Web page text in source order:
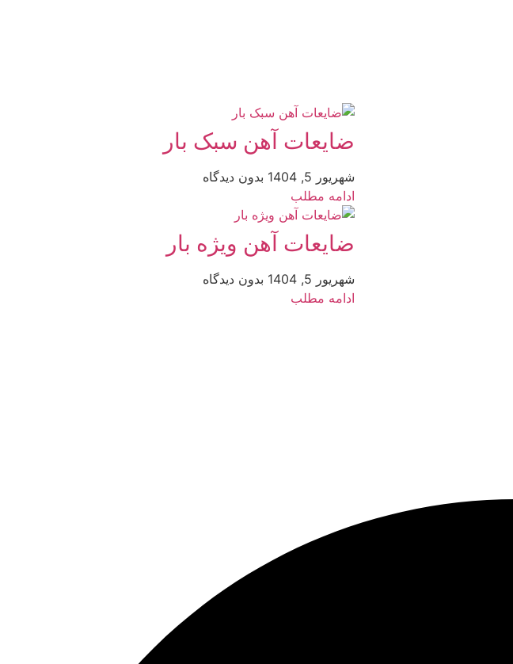
ضایعات آهن سبک بار
شهریور 5, 1404
بدون دیدگاه
ادامه مطلب
ضایعات آهن ویژه بار
شهریور 5, 1404
بدون دیدگاه
ادامه مطلب